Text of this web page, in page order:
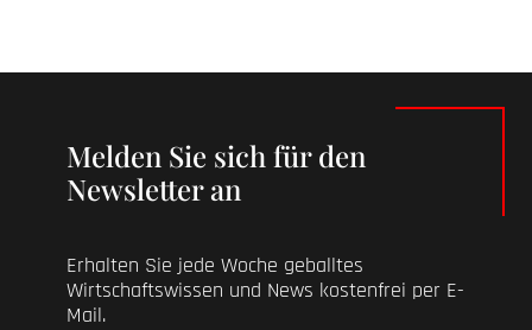
Melden Sie sich für den
Newsletter an
Erhalten Sie jede Woche geballtes
Wirtschaftswissen und News kostenfrei per E-
Mail.